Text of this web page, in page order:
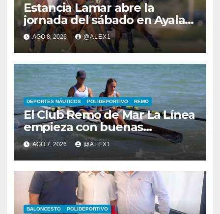
Estancia Lamar abre la
jornada del sábado en Ayala
Polo Club con una remontada
y apurada victoria sobre
Savoir PT
AGO 8, 2026 @ALEX1
DEPORTES NÁUTICOS POLIDEPORTIVO REMO
El Club Remo de Mar La Línea
empieza con buenas
sensaciones el Campeonato
de España de Beach Sprint
AGO 7, 2026 @ALEX1
BALONCESTO POLIDEPORTIVO